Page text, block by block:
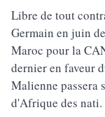
Libre de tout
Germain en juin
Maroc pour la
dernier en faveur
Malienne passera
d'Afrique des nati.